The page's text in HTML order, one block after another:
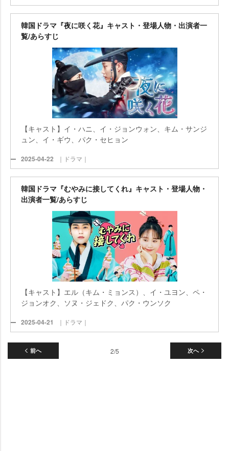
韓国ドラマ『夜に咲く花』キャスト・登場人物・出演者一
覧/あらすじ
【キャスト】イ・ハニ、イ・ジョンウォン、キム・サンジ
ュン、イ・ギウ、パク・セヒョン
2025-04-22 ｜ドラマ｜
韓国ドラマ『むやみに接してくれ』キャスト・登場人物・
出演者一覧/あらすじ
【キャスト】エル（キム・ミョンス）、イ・ユヨン、ペ・
ジョンオク、ソヌ・ジェドク、パク・ウンソク
2025-04-21 ｜ドラマ｜
前へ 次へ
2/5